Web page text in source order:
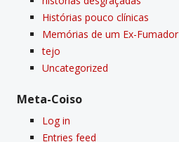
Histórias pouco clí­nicas
Memórias de um Ex-Fumador
tejo
Uncategorized
Meta-Coiso
Log in
Entries feed